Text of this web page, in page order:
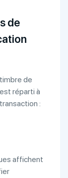
de
de
réparti à
:
affichent